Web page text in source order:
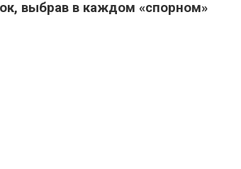
выбрав в каждом «спорном»